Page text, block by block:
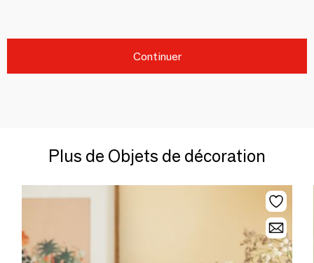
Continuer
Plus de Objets de décoration